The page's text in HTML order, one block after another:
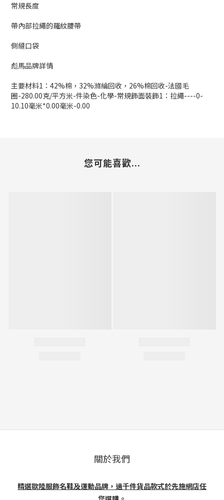
常規長度
帶內部拉繩的羅紋腰帶
側縫口袋
彪馬品牌詳情
主要材料1：42%棉，32%滌綸回收，26%棉回收-法國毛
圈-280.00克/平方米-件染色-化學-常規飾面裝飾1：拉繩----0-
10.10毫米*0.00毫米-0.00
您可能喜歡...
關於我們
精選歐陸服飾名鞋及運動品牌，過千件貨品款式於先施網店任